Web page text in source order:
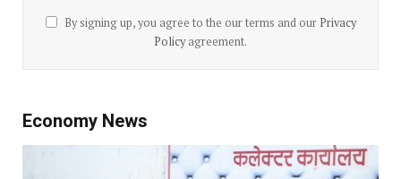
By signing up, you agree to the our terms and our Privacy
Policyagreement.
Economy News